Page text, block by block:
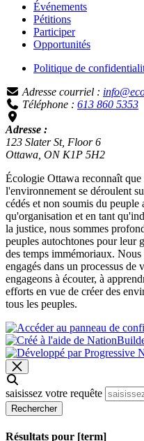
Événements
Pétitions
Participer
Opportunités
Politique de
Adresse courriel :
Téléphone : 613 860 5353
Adresse :
123 Slater St, Floor 6
Ottawa, ON K1P 5H2
Écologie Ottawa reconnaît
l'environnement se déroulent
cédés et non soumis du
qu'organisation et en tant
la justice, nous sommes
peuples autochtones pour leur
des temps immémoriaux.
engagés dans un processus
engageons à écouter, à
efforts en vue de créer des
tous les peuples.
saisissez votre requête
Rechercher
Résultats pour [term]